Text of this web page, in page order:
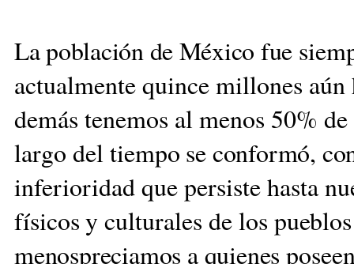
La población de México fue
actualmente quince millones
demás tenemos al menos 50%
largo del tiempo se conformó,
inferioridad que persiste hasta
físicos y culturalesde los
menospreciamos a quienes po